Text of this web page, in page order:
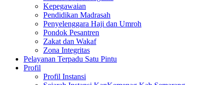
Kepegawaian
Pendidikan Madrasah
Penyelenggara Haji dan Umroh
Pondok Pesantren
Zakat dan Wakaf
Zona Integritas
Pelayanan Terpadu Satu Pintu
Profil
Profil Instansi